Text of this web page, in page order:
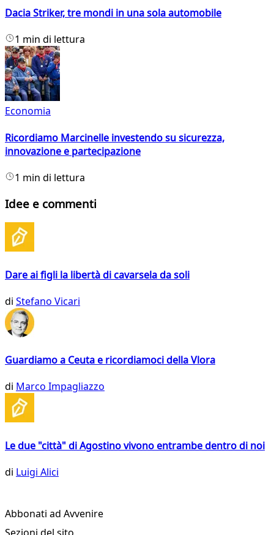
Dacia Striker, tre mondi in una sola automobile
1 min di lettura
Economia
Ricordiamo Marcinelle investendo su sicurezza,
innovazione e partecipazione
1 min di lettura
Idee e commenti
Dare ai figli la libertà di cavarsela da soli
di Stefano Vicari
Guardiamo a Ceuta e ricordiamoci della Vlora
di Marco Impagliazzo
Le due "città" di Agostino vivono entrambe dentro di noi
di Luigi Alici
Abbonati ad Avvenire